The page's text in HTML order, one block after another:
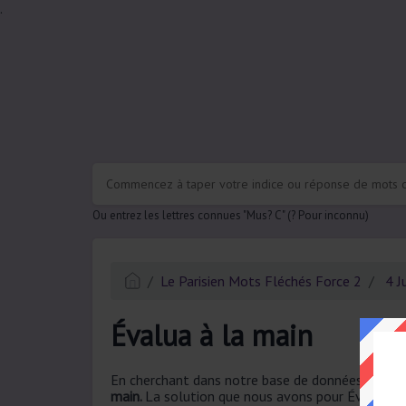
.
Ou entrez les lettres connues "Mus? C" (? Pour inconnu)
Le Parisien Mots Fléchés Force 2 4
Évalua à la main
En cherchant dans notre base de données,
main. La solution que nous avons pour Évalua